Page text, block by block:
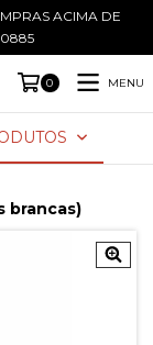
ACIMA DE
0885
0 MENU
brancas)